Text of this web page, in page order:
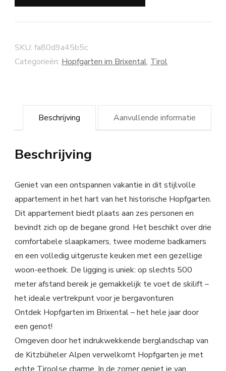
SKU: fa80d9a45b5c
Categorieën: Hopfgarten im Brixental, Tirol
Beschrijving Aanvullende informatie
Beschrijving
Geniet van een ontspannen vakantie in dit stijlvolle
appartement in het hart van het historische Hopfgarten.
Dit appartement biedt plaats aan zes personen en
bevindt zich op de begane grond. Het beschikt over drie
comfortabele slaapkamers, twee moderne badkamers
en een volledig uitgeruste keuken met een gezellige
woon-eethoek. De ligging is uniek: op slechts 500
meter afstand bereik je gemakkelijk te voet de skilift –
het ideale vertrekpunt voor je bergavonturen
Ontdek Hopfgarten im Brixental – het hele jaar door
een genot!
Omgeven door het indrukwekkende berglandschap van
de Kitzbüheler Alpen verwelkomt Hopfgarten je met